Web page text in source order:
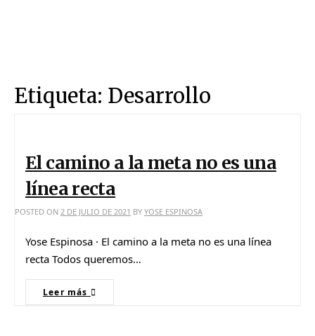
Etiqueta: Desarrollo
El camino a la meta no es una
línea recta
POSTED ON 2 DE JULIO DE 2021 BY YOSE ESPINOSA
Yose Espinosa · El camino a la meta no es una línea
recta Todos queremos…
Leer más